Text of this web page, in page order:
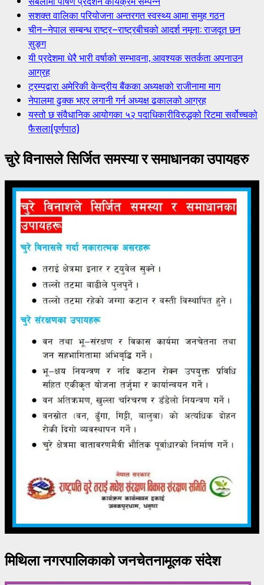
सशक्त वालिका परियोजना अन्तरगत स्वस्थ्य आमा समुह गठन
चीन–नेपाल सम्बन्ध राष्ट्र–राष्ट्रबीचको आदर्श नमूना: राजदूत छन
सुङ्ग
यी प्रदेशमा धेरै भारी वर्षाको सम्भावना, आवश्यक सतर्कता अपनाउन
आग्रह
ट्रम्पद्वारा अमेरिकी केन्द्रीय बैंकका अध्यक्षको राजीनामा माग
नेपालमा ढुक्क भएर लगानी गर्न अध्यक्ष ढकालको आग्रह
यस्तो छ संवैधानिक आयोगका ५२ पदाधिकारीविरुद्धको रिटमा सर्वोच्चको
फैसला(पूर्णपाठ)
चुरे विनासले सिर्जित समस्या र समाधानका उपायहरु
मिथिला नगरपालिकाको जनचेतनामूलक संदेश